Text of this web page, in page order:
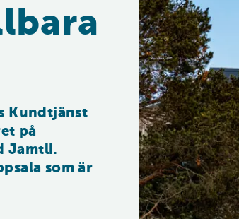
Kundtjänst
på
Jamtli.
som är